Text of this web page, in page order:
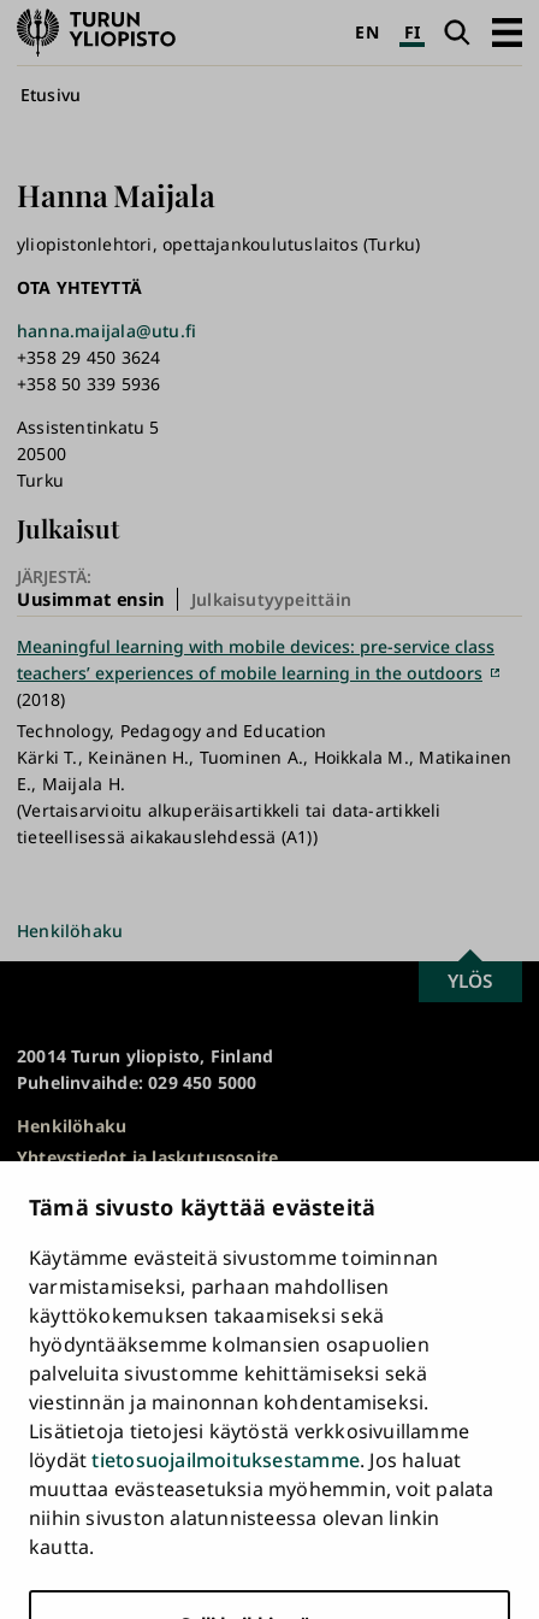
Tämä sivusto käyttää evästeitä
Käytämme evästeitä sivustomme toiminnan
varmistamiseksi, parhaan mahdollisen
käyttökokemuksen takaamiseksi sekä
hyödyntääksemme kolmansien osapuolien
palveluita sivustomme kehittämiseksi sekä
viestinnän ja mainonnan kohdentamiseksi.
Lisätietoja tietojesi käytöstä verkkosivuillamme
löydättietosuojailmoituksestamme. Jos haluat
muuttaa evästeasetuksia myöhemmin, voit palata
niihin sivuston alatunnisteessa olevan linkin
kautta.
Turun
yliopisto
EN FI Haku
Avaa
Murupolku
Etusivu
Hanna Maijala
yliopistonlehtori, opettajankoulutuslaitos (Turku)
OTA YHTEYTTÄ
hanna.maijala@utu.fi
+358 29 450 3624
+358 50 339 5936
Assistentinkatu 5
20500
Turku
Julkaisut
JÄRJESTÄ:
Uusimmat ensin Julkaisutyypeittäin
Meaningful learning with mobile devices: pre-service class
teachers’ experiences of mobile learning in the outdoors
(2018)
Technology, Pedagogy and Education
Kärki T., Keinänen H., Tuominen A., Hoikkala M., Matikainen
E., Maijala H.
(Vertaisarvioitu alkuperäisartikkeli tai data-artikkeli
tieteellisessä aikakauslehdessä (A1))
Henkilöhaku
20014 Turun yliopisto, Finland
Puhelinvaihde: 029 450 5000
Henkilöhaku
Yhteystiedot ja laskutusosoite
HR Excellence in Research
Tietosuojailmoitus
Asiakirjajulkisuuskuvaus ja tietopyynnöt
Väärinkäytösepäilyt
Saavutettavuusseloste
Palaute
Intranet ja sähköiset työkalut
Evästeasetukset
Päävalikko
alatunnisteessa
ETUSIVU
Turun
yliopisto
Turun
yliopisto
TurunTurunTurunTurun
SCROLL
TO
YLÖS